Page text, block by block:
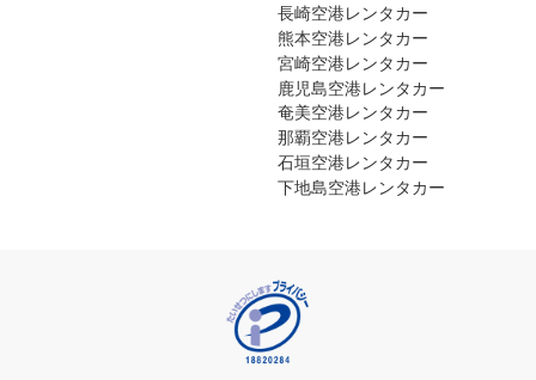
長崎空港レンタカー
熊本空港レンタカー
宮崎空港レンタカー
鹿児島空港レンタカー
奄美空港レンタカー
那覇空港レンタカー
石垣空港レンタカー
下地島空港レンタカー